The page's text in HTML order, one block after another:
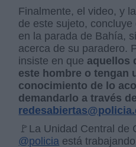
Finalmente, el video, y
de este sujeto,
en la parada de Bahía,
acerca de su paradero.
insiste en que aquellos
este hombre o tengan
conocimiento de lo
demandarlo a través
🚩La Unidad Central de
@policia está